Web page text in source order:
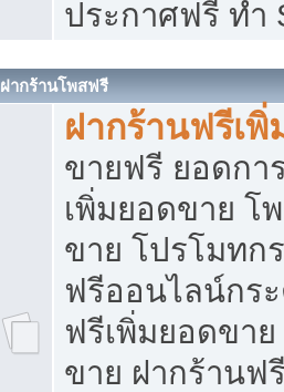
ประกาศฟรี ทำ
ฝากร้านโพสฟรี
ฝากร้านฟรีเ
ขายฟรี ยอดกา
เพิ่มยอดขาย โ
ขาย โปรโมทก
ฟรีออนไลน์กร
ฟรีเพิ่มยอดขา
ขาย ฝากร้านฟ